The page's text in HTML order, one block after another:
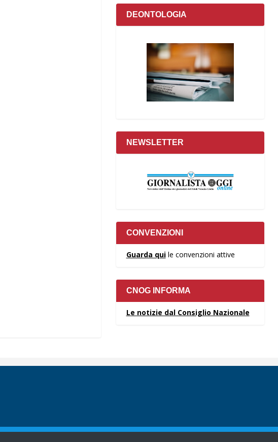
DEONTOLOGIA
NEWSLETTER
CONVENZIONI
Guarda quile convenzioni attive
CNOG INFORMA
Le notizie dal Consiglio Nazionale